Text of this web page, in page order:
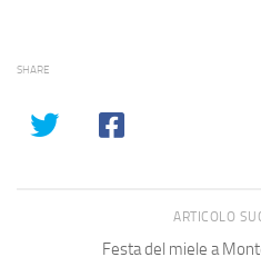
SHARE
ARTICOLO
Festa del miele a